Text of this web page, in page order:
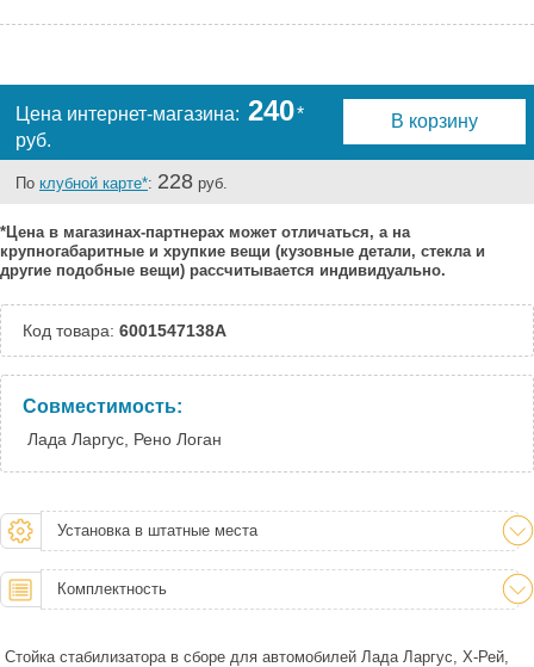
Челябинск:
Под заказ
Цена интернет-магазина: 240*
руб.
В корзину
По клубной карте*: 228 руб.
*Цена в магазинах-партнерах может отличаться, а на
крупногабаритные и хрупкие вещи (кузовные детали, стекла и
другие подобные вещи) рассчитывается индивидуально.
Код товара: 6001547138A
Совместимость:
Лада Ларгус, Рено Логан
Установка в штатные места
Комплектность
Стойка стабилизатора в сборе для автомобилей Лада Ларгус, Х-Рей,